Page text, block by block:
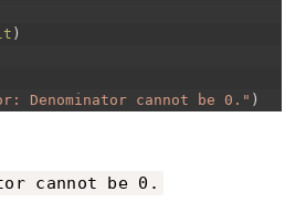
)
Denominator cannot be 0." )
cannot be 0.